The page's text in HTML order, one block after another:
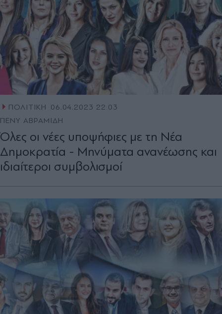
ΠΟΛΙΤΙΚΗ
06.04.2023 22:03
ΠΕΝΥ ΑΒΡΑΜΙΔΗ
Όλες οι νέες υποψήφιες με τη Νέα
Δημοκρατία - Μηνύματα ανανέωσης και
ιδιαίτεροι συμβολισμοί